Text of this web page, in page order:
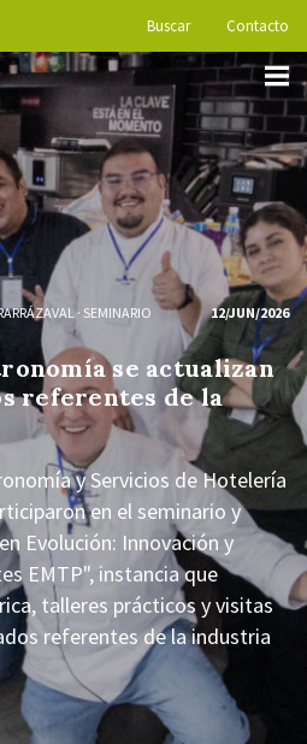
Buscar Contacto
· SEMINARIO 12/JUN/2026
se actualizan
referentes de la
y Servicios de Hotelería
en el seminario y
Evolución: Innovación y
EMTP", instancia que
talleres prácticos y visitas
referentes de la industria